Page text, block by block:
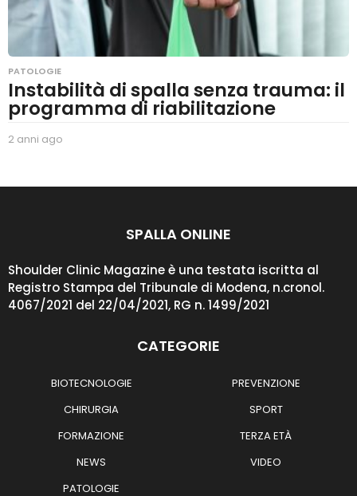
PATOLOGIE
Instabilità di spalla senza trauma: il
programma di riabilitazione
2 anni ago
n
SPALLA ONLINE
Shoulder Clinic Magazine è una testata iscritta al
Registro Stampa del Tribunale di Modena, n.cronol.
4067/2021 del 22/04/2021, RG n. 1499/2021
CATEGORIE
BIOTECNOLOGIE
CHIRURGIA
FORMAZIONE
NEWS
PATOLOGIE
PREVENZIONE
SPORT
TERZA ETÀ
VIDEO